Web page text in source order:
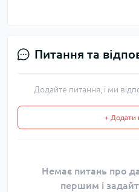
Питання та
Додайте питання, і ми
+ Додати
Немає питань про
першим і